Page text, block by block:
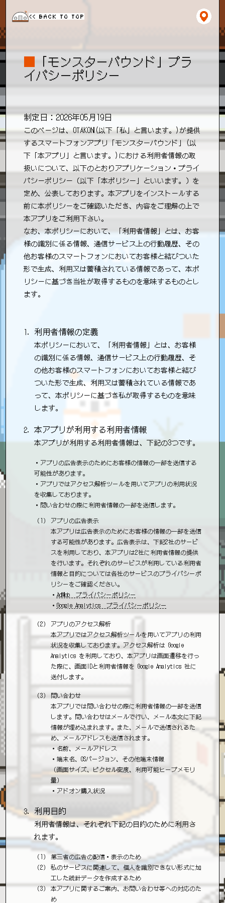
<< BACK TO TOP
■ 「モンスターバウンド」プラ
イバシーポリシー
制定日：2026年05月19日
このページは、OTAKON(以下「私」と言います。)が提供
するスマートフォンアプリ「モンスターバウンド」(以
下「本アプリ」と言います。)における利用者情報の取
扱いについて、以下のとおりアプリケーション・プライ
バシーポリシー（以下「本ポリシー」といいます。）を
定め、公表しております。本アプリをインストールする
前に本ポリシーをご確認いただき、内容をご理解の上で
本アプリをご利用下さい。
なお、本ポリシーにおいて、「利用者情報」とは、お客
様の識別に係る情報、通信サービス上の行動履歴、その
他お客様のスマートフォンにおいてお客様と結びついた
形で生成、利用又は蓄積されている情報であって、本ポ
リシーに基づき当社が取得するものを意味するものとし
ます。
利用者情報の定義
本ポリシーにおいて、「利用者情報」とは、お客様
の識別に係る情報、通信サービス上の行動履歴、そ
の他お客様のスマートフォンにおいてお客様と結び
ついた形で生成、利用又は蓄積されている情報であ
って、本ポリシーに基づき私が取得するものを意味
します。
本アプリが利用する利用者情報
本アプリが利用する利用者情報は、下記の3つです。
・アプリの広告表示のためにお客様の情報の一部を送信する
可能性があります。
・アプリではアクセス解析ツールを用いてアプリの利用状況
を収集しております。
・問い合わせの際に利用者情報の一部を送信します。
アプリの広告表示
本アプリは広告表示のためにお客様の情報の一部を送信
する可能性があります。広告表示は、下記2社のサービ
スを利用しており、本アプリは2社に利用者情報の提供
を行います。それぞれのサービスが利用している利用者
情報と目的については各社のサービスのプライバシーポ
リシーをご確認ください。
・ AdMob プライバシーポリシー
・ Google Analytics プライバシーポリシー
アプリのアクセス解析
本アプリではアクセス解析ツールを用いてアプリの利用
状況を収集しております。アクセス解析は Google
Analytics を利用しており、本アプリは画面遷移を行っ
た際に、画面IDと利用者情報を Google Analytics 社に
送付します。
問い合わせ
本アプリでは問い合わせの際に利用者情報の一部を送信
します。問い合わせはメールで行い、メール本文に下記
情報が埋め込まれます。また、メールで送信されるた
め、メールアドレスも送信されます。
・名前、メールアドレス
・端末名、OSバージョン、その他端末情報
（画面サイズ、ピクセル密度、利用可能ヒープメモリ
量）
・アドオン購入状況
利用目的
利用者情報は、それぞれ下記の目的のために利用さ
れます。
第三者の広告の配信・表示のため
私のサービスに関連して、個人を識別できない形式に加
工した統計データを作成するため
本アプリに関するご案内、お問い合わせ等への対応のた
め